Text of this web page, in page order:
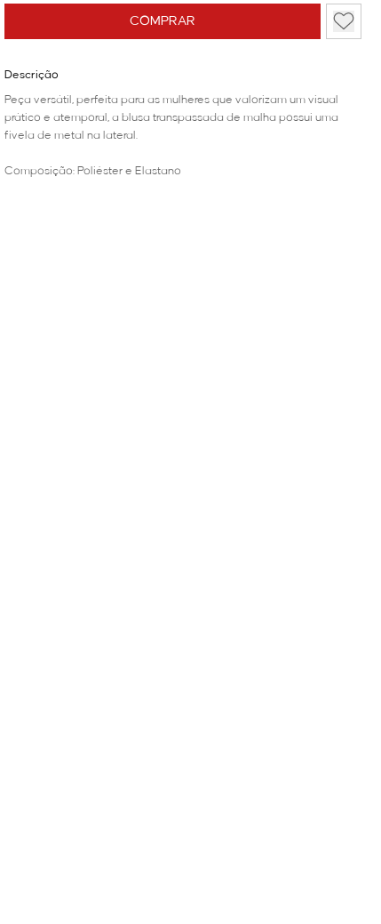
COMPRAR
Descrição
Peça versátil, perfeita para as mulheres que valorizam um visual
prático e atemporal, a blusa transpassada de malha possui uma
fivela de metal na lateral.
Composição: Poliéster e Elastano